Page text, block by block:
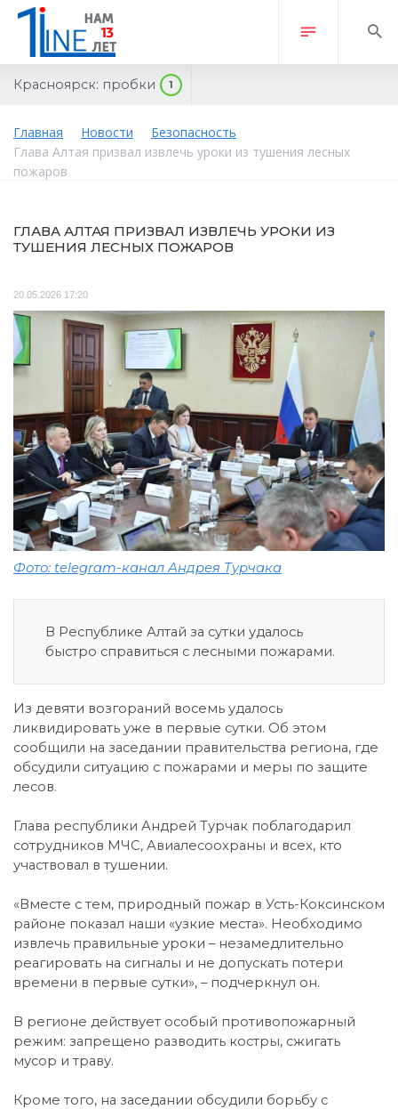
Красноярск: пробки 1
Главная Новости
Безопасность
Глава Алтая призвал извлечь уроки из тушения лесных
пожаров
ГЛАВА АЛТАЯ ПРИЗВАЛ ИЗВЛЕЧЬ УРОКИ ИЗ
ТУШЕНИЯ ЛЕСНЫХ ПОЖАРОВ
20.05.2026 17:20
Фото: telegram-канал Андрея Турчака
В Республике Алтай за сутки удалось
быстро справиться с лесными пожарами.
Из девяти возгораний восемь удалось
ликвидировать уже в первые сутки. Об этом
сообщили на заседании правительства региона, где
обсудили ситуацию с пожарами и меры по защите
лесов.
Глава республики Андрей Турчак поблагодарил
сотрудников МЧС, Авиалесоохраны и всех, кто
участвовал в тушении.
«Вместе с тем, природный пожар в Усть-Коксинском
районе показал наши «узкие места». Необходимо
извлечь правильные уроки – незамедлительно
реагировать на сигналы и не допускать потери
времени в первые сутки», – подчеркнул он.
В регионе действует особый противопожарный
режим: запрещено разводить костры, сжигать
мусор и траву.
Кроме того, на заседании обсудили борьбу с